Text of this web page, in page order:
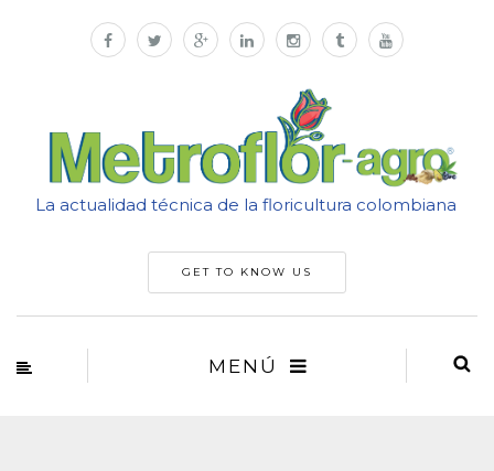
La actualidad técnica de la floricultura colombiana
GET TO KNOW US
MENÚ